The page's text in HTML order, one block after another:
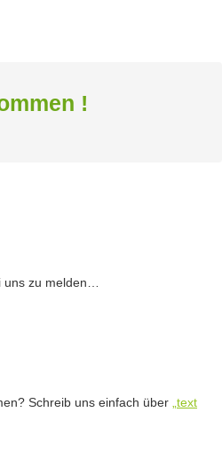
!
zu melden…
Schreib uns einfach über „text